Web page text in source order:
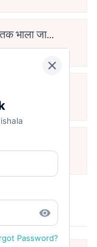
भाला जाए:
दे देना -
remove_red_eye
Password?